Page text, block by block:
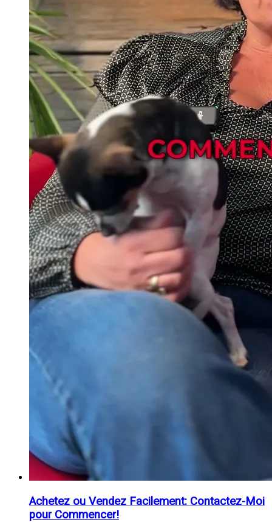
Achetez ou Vendez Facilement: Contactez-Moi
pour Commencer!